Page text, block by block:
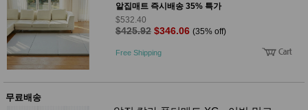
알집매트 즉시배송 35% 특가
$532.40
$425.92 $346.06 (35% off)
Free Shipping
무료배송